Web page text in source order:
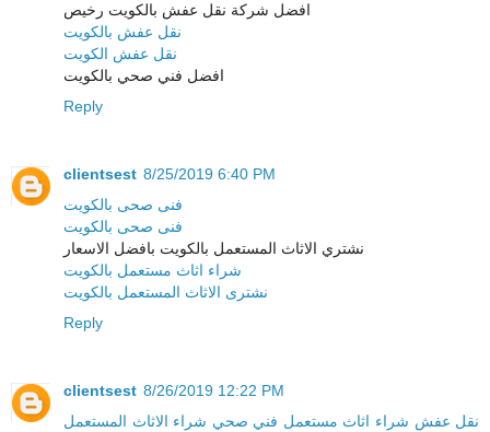
افضل شركة نقل عفش بالكويت رخيص
نقل عفش بالكويت
نقل عفش الكويت
افضل فني صحي بالكويت
Reply
clientsest 8/25/2019 6:40 PM
فنى صحى بالكويت
فنى صحى بالكويت
نشتري الاثاث المستعمل بالكويت بافضل الاسعار
شراء اثاث مستعمل بالكويت
نشترى الاثاث المستعمل بالكويت
Reply
clientsest 8/26/2019 12:22 PM
نقل عفش شراء اثاث مستعمل فني صحي شراء الاثاث المستعمل